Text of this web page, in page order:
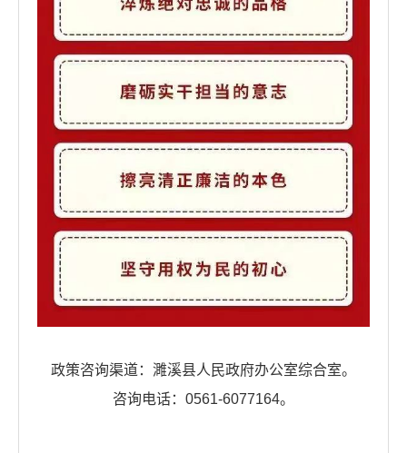
政策咨询渠道：濉溪县人民政府办公室综合室。
咨询电话：0561-6077164。